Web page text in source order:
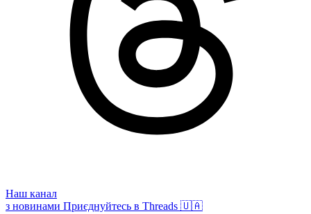
Наш канал
з новинами Приєднуйтесь в Threads 🇺🇦